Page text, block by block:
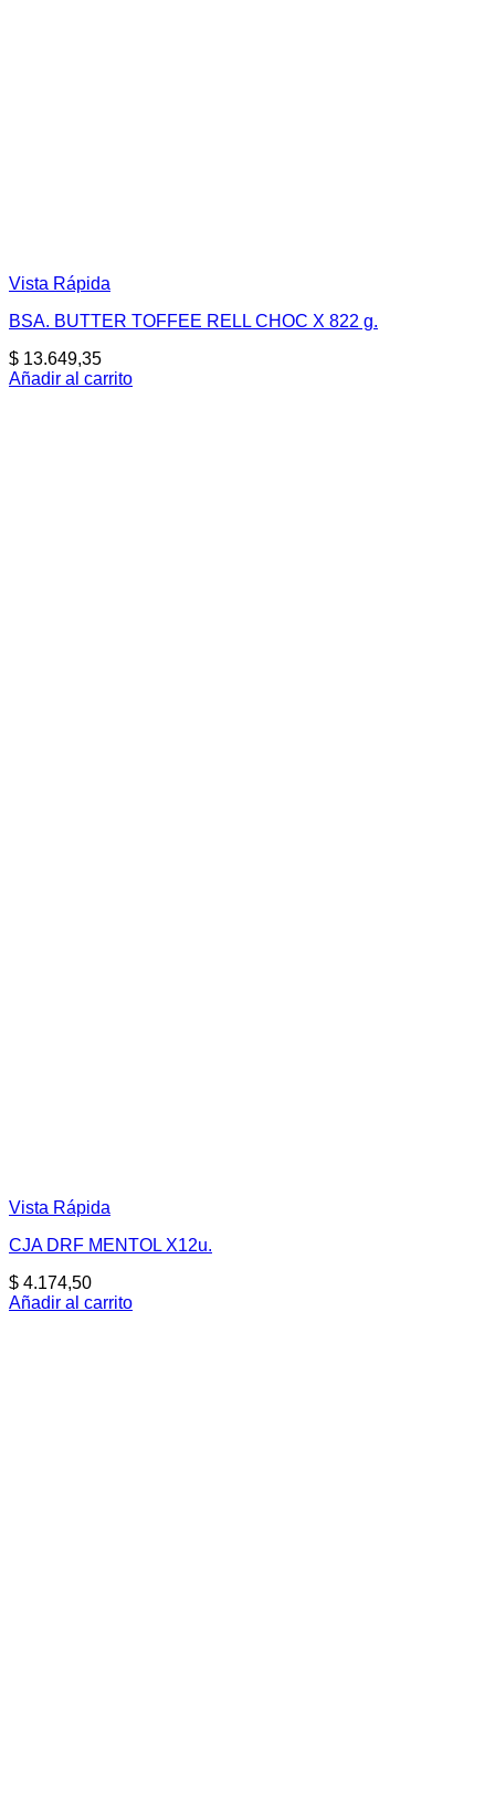
Vista Rápida
BSA. BUTTER TOFFEE RELL CHOC X 822 g.
$ 13.649,35
Añadir al carrito
Vista Rápida
CJA DRF MENTOL X12u.
$ 4.174,50
Añadir al carrito